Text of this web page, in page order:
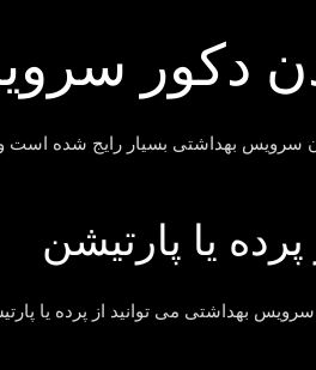
دکور
سرویس بهداشتی بسیار رایج شده است و
بهداشتی می توانید از پرده یا